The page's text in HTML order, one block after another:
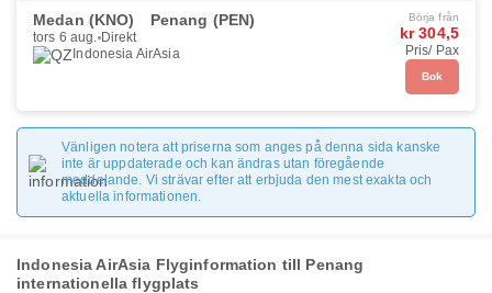
Medan (KNO) Penang (PEN)
tors 6 aug. Direkt
Indonesia AirAsia
Börja från
kr 304,5
Pris/ Pax
Bok
Vänligen notera att priserna som anges på denna sida kanske
inte är uppdaterade och kan ändras utan föregående
meddelande. Vi strävar efter att erbjuda den mest exakta och
aktuella informationen.
Indonesia AirAsia Flyginformation till Penang
internationella flygplats